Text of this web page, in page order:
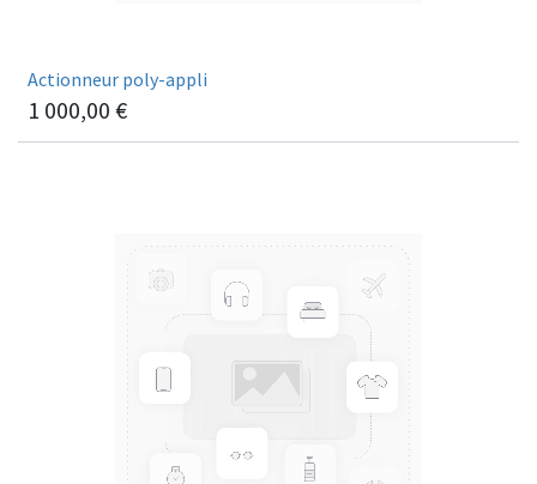
Actionneur poly-appli
1 000,00 €